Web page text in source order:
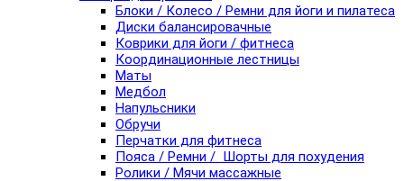
Блоки / Колесо / Ремни для йоги и пилатеса
Диски балансировачные
Коврики для йоги / фитнеса
Координационные лестницы
Маты
Медбол
Напульсники
Обручи
Перчатки для фитнеса
Пояса / Ремни / Шорты для похудения
Ролики / Мячи массажные